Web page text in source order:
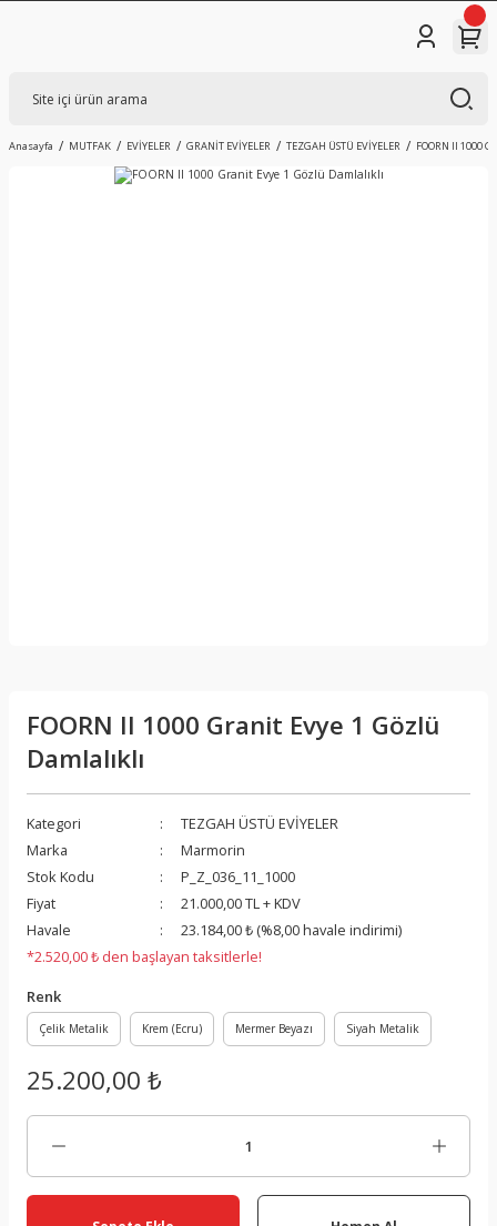
Anasayfa MUTFAK EVİYELER GRANİT EVİYELER TEZGAH ÜSTÜ EVİYELER FOORN II 1000
FOORN II 1000 Granit Evye 1 Gözlü
Damlalıklı
Kategori
TEZGAH ÜSTÜ EVİYELER
Marka
Marmorin
Stok Kodu
P_Z_036_11_1000
Fiyat
21.000,00 TL + KDV
Havale
23.184,00 ₺ (%8,00 havale indirimi)
*2.520,00 ₺ den başlayan taksitlerle!
Renk
Çelik Metalik Krem (Ecru) Mermer Beyazı Siyah Metalik
25.200,00 ₺